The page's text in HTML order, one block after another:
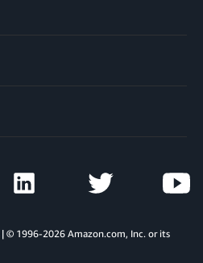
| © 1996-2026 Amazon.com, Inc. or its